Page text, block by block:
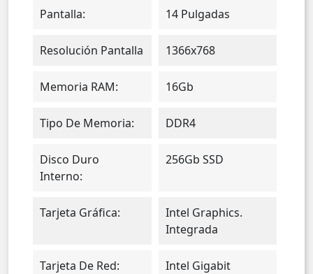
Pantalla: 14 Pulgadas
Resolución Pantalla 1366x768
Memoria RAM: 16Gb
Tipo De Memoria: DDR4
Disco Duro
Interno:
256Gb SSD
Tarjeta Gráfica:
Intel Graphics.
Integrada
Tarjeta De Red: Intel Gigabit